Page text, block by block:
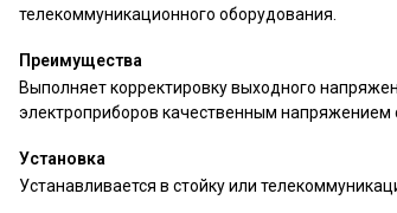
телекоммуникационного оборудования.
Преимущества
Выполняет корректировку выходного
электроприборов качественным напряжением
Установка
Устанавливается в стойку или